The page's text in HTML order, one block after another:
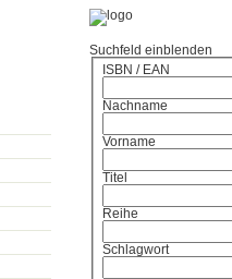
Suchfeld einblenden
ISBN / EAN
Nachname
Vorname
Titel
Reihe
Schlagwort